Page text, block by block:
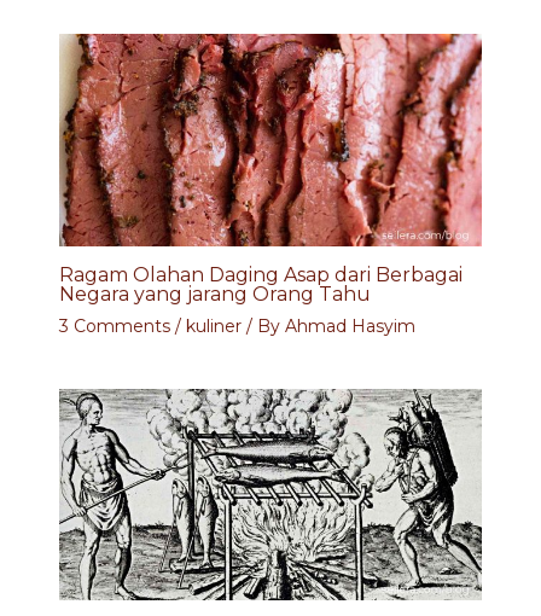
Ragam Olahan Daging Asap dari Berbagai
Negara yang jarang Orang Tahu
3 Comments / kuliner/ By Ahmad Hasyim